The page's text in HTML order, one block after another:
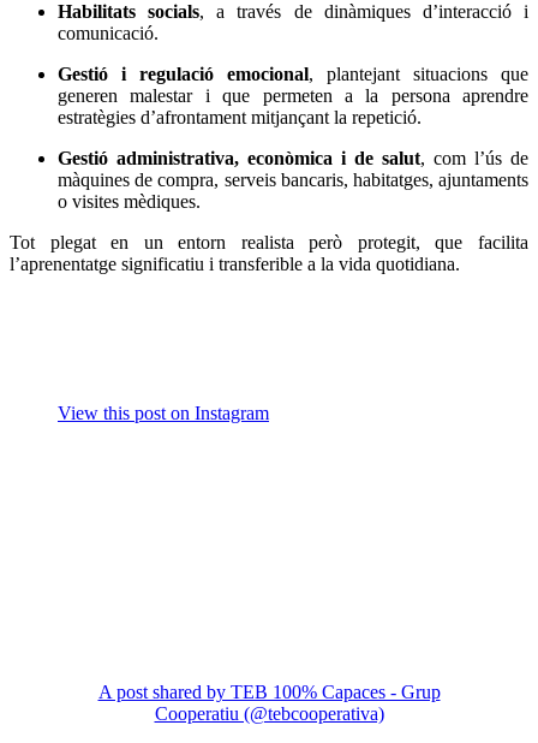
Habilitats socials, a través de dinàmiques d’interacció i
comunicació.
Gestió i regulació emocional, plantejant situacions que
generen malestar i que permeten a la persona aprendre
estratègies d’afrontament mitjançant la repetició.
Gestió administrativa, econòmica i de salut, com l’ús de
màquines de compra, serveis bancaris, habitatges, ajuntaments
o visites mèdiques.
Tot plegat en un entorn realista però protegit, que facilita
l’aprenentatge significatiu i transferible a la vida quotidiana.
View this post on Instagram
A post shared by TEB 100% Capaces - Grup
Cooperatiu (@tebcooperativa)